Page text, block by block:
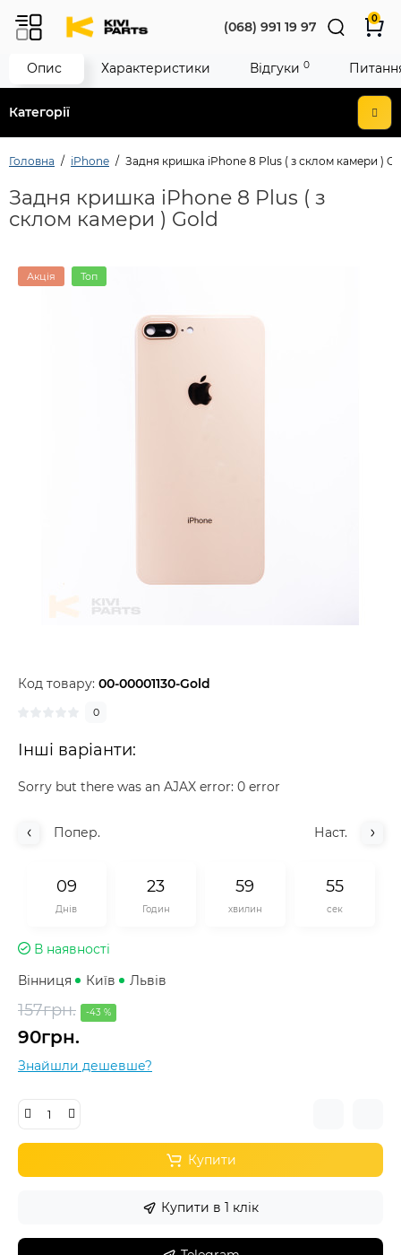
Категорії
(068) 991 19 97
0
Головна iPhone Задня кришка iPhone 8 Plus ( з склом камери )
Задня кришка iPhone 8 Plus ( з
склом камери ) Gold
Акція Топ
Код товару: 00-00001130-Gold
0
Інші варіанти:
Sorry but there was an AJAX error: 0 error
Попер. Наст.
09
Днів
23
Годин
59
хвилин
55
сек
В наявності
Вінниця
Київ Львів
157грн. -43 %
90грн.
Знайшли дешевше?
Купити
Купити в 1 клік
Опис Характеристики Відгуки 0